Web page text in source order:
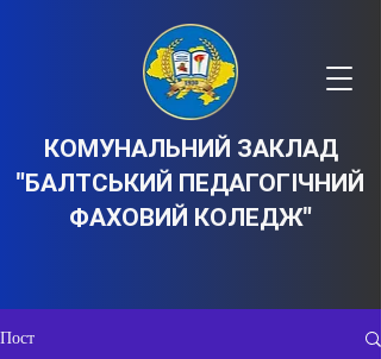
КОМУНАЛЬНИЙ ЗАКЛАД
"БАЛТСЬКИЙ ПЕДАГОГІЧНИЙ
ФАХОВИЙ КОЛЕДЖ"
Пост